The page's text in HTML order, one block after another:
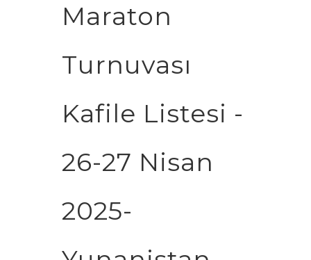
Maraton
Turnuvası
Kafile Listesi -
26-27 Nisan
2025-